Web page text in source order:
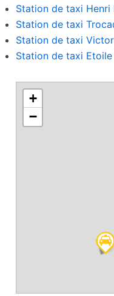
Station de taxi Henri
Station de taxi
Station de taxi
Station de taxi Etoile
+
−